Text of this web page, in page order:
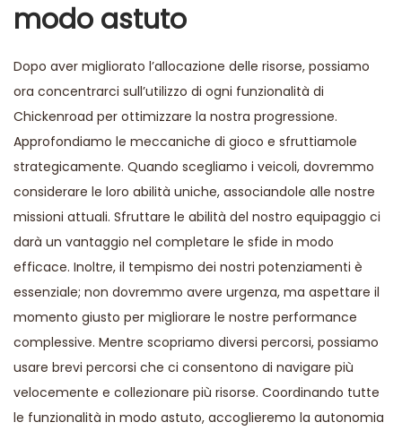
modo astuto
Dopo aver migliorato l’allocazione delle risorse, possiamo
ora concentrarci sull’utilizzo di ogni funzionalità di
Chickenroad per ottimizzare la nostra progressione.
Approfondiamo le meccaniche di gioco e sfruttiamole
strategicamente. Quando scegliamo i veicoli, dovremmo
considerare le loro abilità uniche, associandole alle nostre
missioni attuali. Sfruttare le abilità del nostro equipaggio ci
darà un vantaggio nel completare le sfide in modo
efficace. Inoltre, il tempismo dei nostri potenziamenti è
essenziale; non dovremmo avere urgenza, ma aspettare il
momento giusto per migliorare le nostre performance
complessive. Mentre scopriamo diversi percorsi, possiamo
usare brevi percorsi che ci consentono di navigare più
velocemente e collezionare più risorse. Coordinando tutte
le funzionalità in modo astuto, accoglieremo la autonomia